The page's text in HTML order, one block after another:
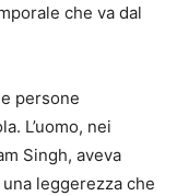
che va dal
persone
L’uomo, nei
Singh, aveva
leggerezza che